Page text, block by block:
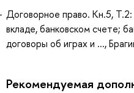
Договорное право. Кн.5,
вкладе, банковском счете;
договоры об играх и ...,
Рекомендуемая